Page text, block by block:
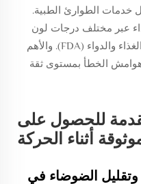
خدمات الطوارئ الطبية.
عبر مختلف درجات لون
البشرة للحصول على موافقة إدارة الغذاء والدواء (FDA). والأهم
هوامش الخطأ بمستوى ثقة
للحصول على
أثناء الحركة
الضوضاء في